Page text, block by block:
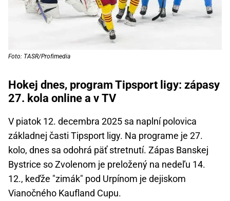
Foto: TASR/Profimedia
Hokej dnes, program Tipsport ligy: zápasy
27. kola online a v TV
V piatok 12. decembra 2025 sa naplní polovica
základnej časti Tipsport ligy. Na programe je 27.
kolo, dnes sa odohrá päť stretnutí. Zápas Banskej
Bystrice so Zvolenom je preložený na nedeľu 14.
12., keďže "zimák" pod Urpínom je dejiskom
Vianočného Kaufland Cupu.